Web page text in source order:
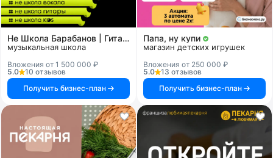
Не Школа Барабанов | Гитары | Вокала | KIDS
музыкальная школа
Вложения от 1 500 000 ₽
5.0
10 отзывов
Получить бизнес-план
Папа, ну купи
магазин детских игрушек
Вложения от 250 000 ₽
5.0
13 отзывов
Получить бизнес-план